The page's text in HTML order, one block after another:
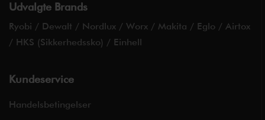
Udvalgte Brands
Ryobi / Dewalt / Nordlux / Worx / Makita / Eglo / Airtox
/ HKS (Sikkerhedssko) / Einhell
Kundeservice
Handelsbetingelser